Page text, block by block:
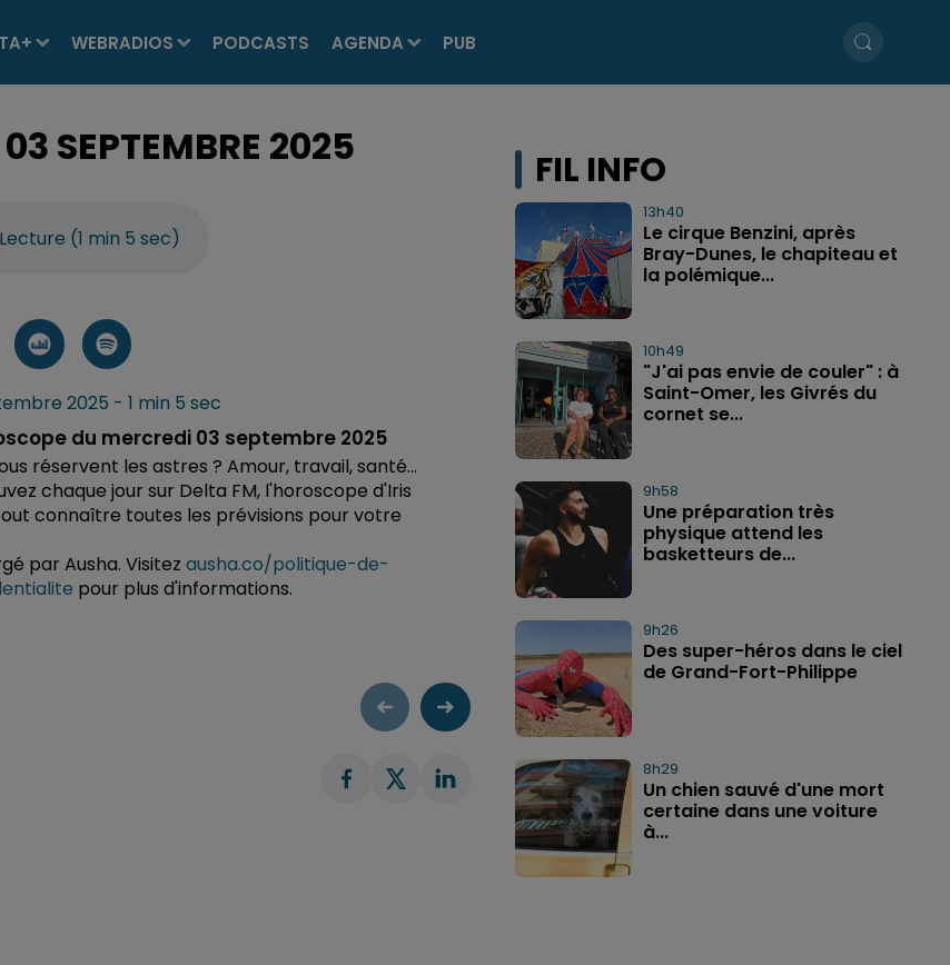
WEBRADIOS PODCASTS AGENDA PUB
SEPTEMBRE 2025
Lecture (1 min 5 sec)
2025 - 1 min 5 sec
du mercredi 03 septembre 2025
réservent les astres ? Amour, travail, santé...
chaque jour sur Delta FM, l'horoscope d'Iris
connaître toutes les prévisions pour votre
par Ausha. Visitez ausha.co/politique-de-
pour plus d'informations.
FIL INFO
13h40
Le cirque Benzini, après
Bray-Dunes, le chapiteau et
la polémique...
10h49
"J'ai pas envie de couler" : à
Saint-Omer, les Givrés du
cornet se...
9h58
Une préparation très
physique attend les
basketteurs de...
9h26
Des super-héros dans le ciel
de Grand-Fort-Philippe
8h29
Un chien sauvé d'une mort
certaine dans une voiture
à...